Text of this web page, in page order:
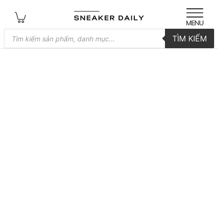
Tìm
kiếm
sản
TÌM KIẾM